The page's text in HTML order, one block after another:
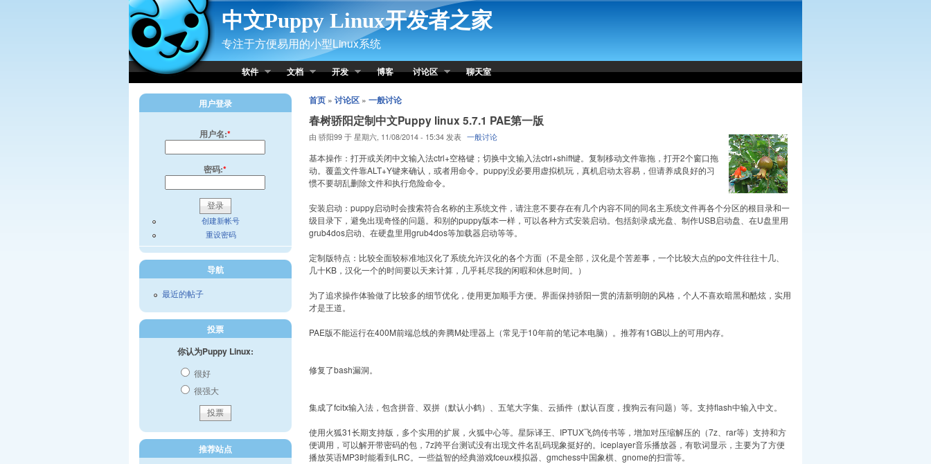
Skip to Content
中文Puppy Linux开发者之家
专注于方便易用的小型Linux系统
软件 文档 开发 博客 讨论区 聊天室
首页» 讨论区» 一般讨论
春树骄阳定制中文Puppy linux 5.7.1 PAE第一版
由 骄阳99 于 星期六, 11/08/2014 - 15:34 发表 一般讨论
基本操作：打开或关闭中文输入法ctrl+空格键；切换中文输入法ctrl+shift键。复制移动文件靠拖，打开2个窗口拖
动。覆盖文件靠ALT+Y键来确认，或者用命令。puppy没必要用虚拟机玩，真机启动太容易，但请养成良好的习
惯不要胡乱删除文件和执行危险命令。
安装启动：puppy启动时会搜索符合名称的主系统文件，请注意不要存在有几个内容不同的同名主系统文件再各个分区的根目录和一
级目录下，避免出现奇怪的问题。和别的puppy版本一样，可以各种方式安装启动。包括刻录成光盘、制作USB启动盘、在U盘里用
grub4dos启动、在硬盘里用grub4dos等加载器启动等等。
定制版特点：比较全面较标准地汉化了系统允许汉化的各个方面（不是全部，汉化是个苦差事，一个比较大点的po文件往往十几、
几十KB，汉化一个的时间要以天来计算，几乎耗尽我的闲暇和休息时间。）
为了追求操作体验做了比较多的细节优化，使用更加顺手方便。界面保持骄阳一贯的清新明朗的风格，个人不喜欢暗黑和酷炫，实用
才是王道。
PAE版不能运行在400M前端总线的奔腾M处理器上（常见于10年前的笔记本电脑）。推荐有1GB以上的可用内存。
修复了bash漏洞。
集成了fcitx输入法，包含拼音、双拼（默认小鹤）、五笔大字集、云插件（默认百度，搜狗云有问题）等。支持flash中输入中文。
使用火狐31长期支持版，多个实用的扩展，火狐中心等。星际译王、IPTUX飞鸽传书等，增加对压缩解压的（7z、rar等）支持和方
便调用，可以解开带密码的包，7z跨平台测试没有出现文件名乱码现象挺好的。iceplayer音乐播放器，有歌词显示，主要为了方便
播放英语MP3时能看到LRC。一些益智的经典游戏fceux模拟器、gmchess中国象棋、gnome的扫雷等。
用户登录
用户名:*
密码:*
创建新帐号
重设密码
导航
最近的帖子
投票
你认为Puppy Linux:
很好
很强大
推荐站点